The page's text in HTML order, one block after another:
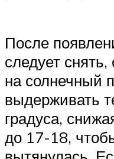
После
следует
на солнечный
выдерживать
градуса,
до 17-18,